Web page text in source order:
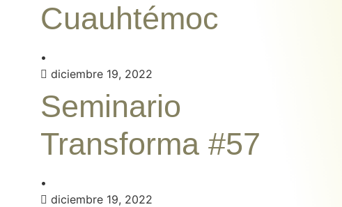
Cuauhtémoc
•
diciembre 19, 2022
Seminario
Transforma #57
•
diciembre 19, 2022